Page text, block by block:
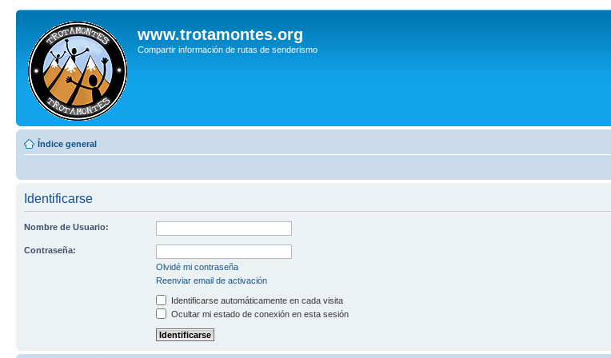
www.trotamontes.org
Compartir información de rutas de senderismo
Índice general
Identificarse
Nombre de Usuario:
Contraseña:
Olvidé mi contraseña
Reenviar email de activación
Identificarse automáticamente en cada visita
Ocultar mi estado de conexión en esta sesión